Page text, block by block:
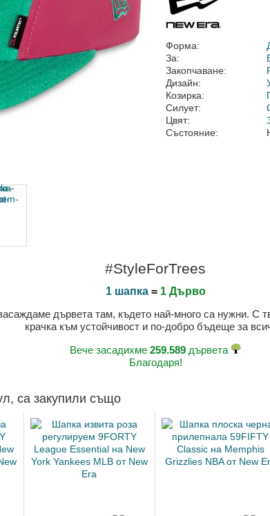
Форма:
За:
Закопчаване:
Дизайн:
Козирка:
Силует:
Цвят:
Състояние:
#StyleForTrees
1 шапка= 1 Дърво
дървета там, където най-много са нужни.
крачка към устойчивост и по-добро бъдеще за
Вече засадихме 259.589 дървета
Благодаря!
са закупили също